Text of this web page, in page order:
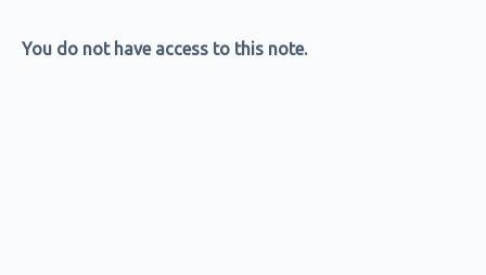
You do not have access to this note.